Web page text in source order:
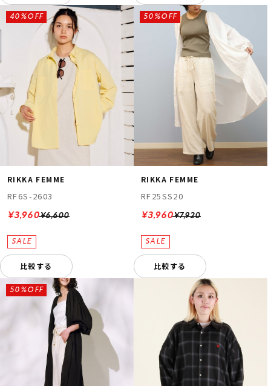
RIKKA FEMME
RF6S-2603
¥6,600
40%OFF
¥3,960
比較する
RIKKA FEMME
RF25SS20
¥7,920
50%OFF
¥3,960
比較する
50%OFF